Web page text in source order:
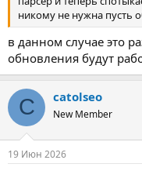
никому не нужна пусть
в данном случае это
обновления будут
C catolseo
New Member
19 Июн 2026